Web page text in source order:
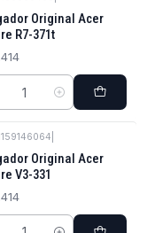
Original Acer
R7-371t
Original Acer
V3-331